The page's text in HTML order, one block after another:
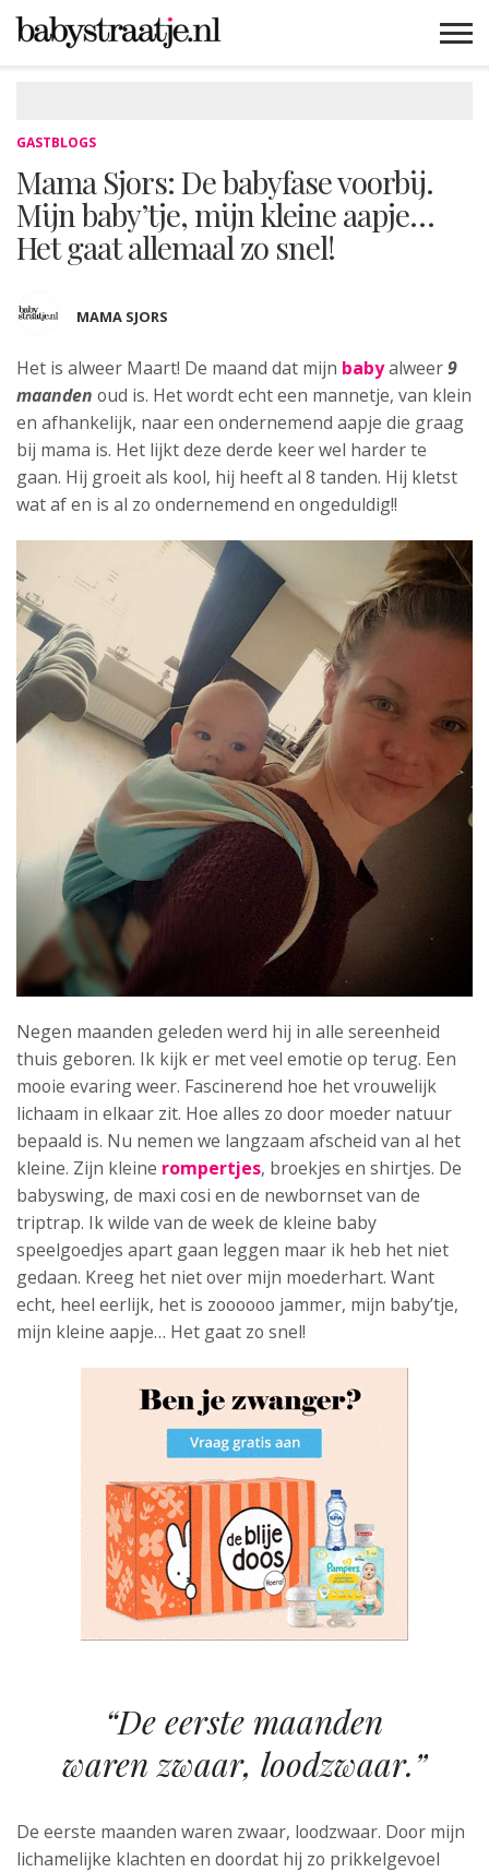
GASTBLOGS
Mama Sjors: De babyfase voorbij.
Mijn baby’tje, mijn kleine aapje…
Het gaat allemaal zo snel!
MAMA SJORS
Het is alweer Maart! De maand dat mijn babyalweer9
maanden oud is. Het wordt echt een mannetje, van klein
en afhankelijk, naar een ondernemend aapje die graag
bij mama is. Het lijkt deze derde keer wel harder te
gaan. Hij groeit als kool, hij heeft al 8 tanden. Hij kletst
wat af en is al zo ondernemend en ongeduldig!!
Negen maanden geleden werd hij in alle sereenheid
thuis geboren. Ik kijk er met veel emotie op terug. Een
mooie evaring weer. Fascinerend hoe het vrouwelijk
lichaam in elkaar zit. Hoe alles zo door moeder natuur
bepaald is. Nu nemen we langzaam afscheid van al het
kleine. Zijn kleine rompertjes, broekjes en shirtjes. De
babyswing, de maxi cosi en de newbornset van de
triptrap. Ik wilde van de week de kleine baby
speelgoedjes apart gaan leggen maar ik heb het niet
gedaan. Kreeg het niet over mijn moederhart. Want
echt, heel eerlijk, het is zoooooo jammer, mijn baby’tje,
mijn kleine aapje… Het gaat zo snel!
“De eerste maanden
waren zwaar, loodzwaar.”
De eerste maanden waren zwaar, loodzwaar. Door mijn
lichamelijke klachten en doordat hij zo prikkelgevoel